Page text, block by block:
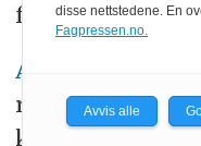
for økt
Avisen Kyiv
russiske
kilometer inn på
disse nettstedene. En
Fagpressen.no.
Avvis alle